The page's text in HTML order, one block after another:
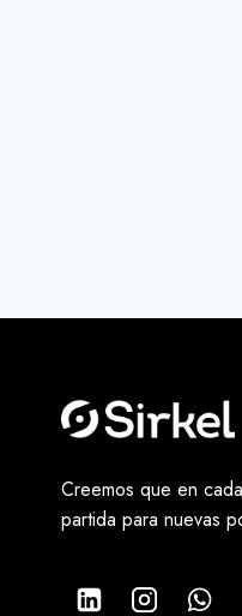
Creemos que en
partida para nuevas